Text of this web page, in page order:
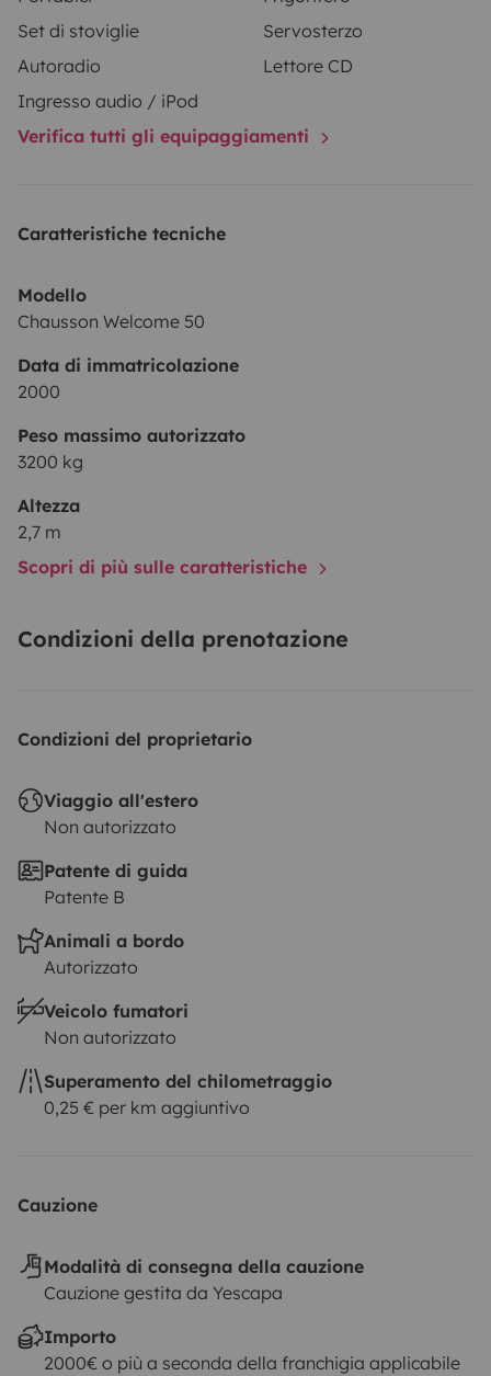
train je peut vous chercher à la Gare de vannes qui est
a 20 mint de MOREAC
Dans TOUT les cas avant DÉPART je vous fait un Gros
☆ DISPONIBLE POUR LONG ROAD TRIP : POSSIBLE
Bon Voyage et a BIENTOT
STEPHANE #
Set di stoviglie
Servosterzo
Autoradio
Lettore CD
Ingresso audio / iPod
Verifica tutti gli equipaggiamenti
Caratteristiche tecniche
Modello
Chausson Welcome 50
Data di immatricolazione
2000
Peso massimo autorizzato
3200 kg
Altezza
2,7 m
Scopri di più sulle caratteristiche
Condizioni della prenotazione
Condizioni del proprietario
Viaggio all'estero
Non autorizzato
Patente di guida
Patente B
Animali a bordo
Autorizzato
Veicolo fumatori
Non autorizzato
Superamento del chilometraggio
0,25 € per km aggiuntivo
Cauzione
Modalità di consegna della cauzione
Cauzione gestita da Yescapa
Importo
2000€ o più a seconda della franchigia applicabile